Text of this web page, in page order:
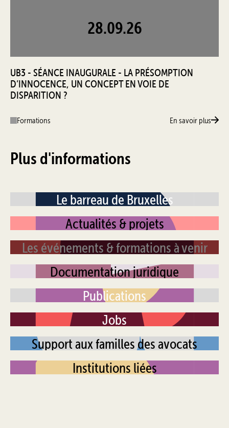
UB3 - SÉANCE INAUGURALE - LA PRÉSOMPTION
D’INNOCENCE, UN CONCEPT EN VOIE DE
DISPARITION ?
28.09.26
Formations En savoir plus
Plus d'informations
Le barreau de Bruxelles
Actualités & projets
Les événements & formations à venir
Documentation juridique
Publications
Jobs
Support aux familles des avocats
Institutions liées